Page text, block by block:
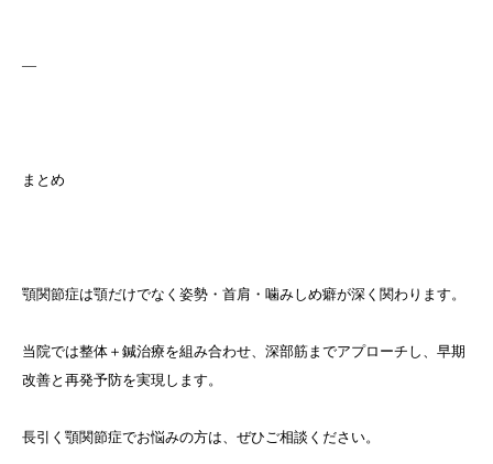
—
まとめ
顎関節症は顎だけでなく姿勢・首肩・噛みしめ癖が深く関わります。
当院では整体＋鍼治療を組み合わせ、深部筋までアプローチし、早期
改善と再発予防を実現します。
長引く顎関節症でお悩みの方は、ぜひご相談ください。